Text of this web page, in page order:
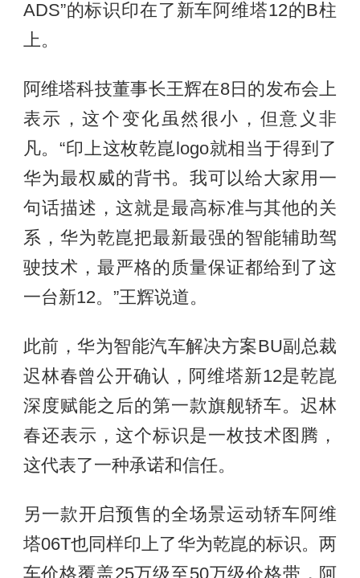
ADS”的标识印在了新车阿维塔12的B柱
上。
阿维塔科技董事长王辉在8日的发布会上
表示，这个变化虽然很小，但意义非
凡。“印上这枚乾崑logo就相当于得到了
华为最权威的背书。我可以给大家用一
句话描述，这就是最高标准与其他的关
系，华为乾崑把最新最强的智能辅助驾
驶技术，最严格的质量保证都给到了这
一台新12。”王辉说道。
此前，华为智能汽车解决方案BU副总裁
迟林春曾公开确认，阿维塔新12是乾崑
深度赋能之后的第一款旗舰轿车。迟林
春还表示，这个标识是一枚技术图腾，
这代表了一种承诺和信任。
另一款开启预售的全场景运动轿车阿维
塔06T也同样印上了华为乾崑的标识。两
车价格覆盖25万级至50万级价格带，阿